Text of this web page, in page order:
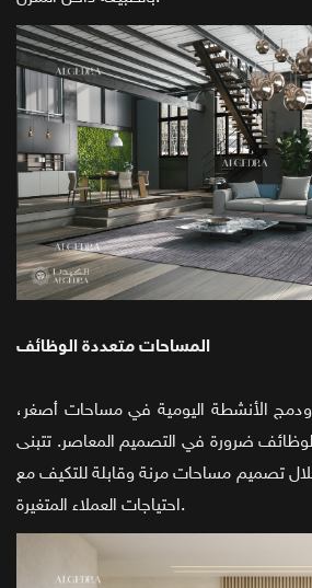
المساحات متعددة الوظائف
الأنشطة اليومية في مساحات أصغر،
ضرورة في التصميم المعاصر. تتبنى
تصميم مساحات مرنة وقابلة للتكيف مع
احتياجات العملاء المتغيرة.